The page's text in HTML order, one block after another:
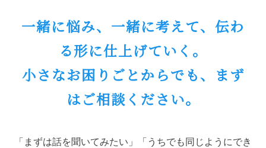
一緒に悩み、一緒に考えて、伝わ
る形に仕上げていく。
小さなお困りごとからでも、まず
はご相談ください。
「まずは話を聞いてみたい」「うちでも同じようにでき